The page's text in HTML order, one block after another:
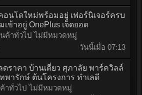
อนโดใหม่พร้อมอยู่ เฟอร์นิเจอร์ครบ
ข้าอยู่ OnePlus เจ็ดยอด
ค้าทั่วไป ไม่มีหมวดหมู่
วันนี้เมื่อ 07:13
ดราคา บ้านเดี่ยว ศุภาลัย พาร์ควิลล์
ทพารักษ์ ต้นโครงการ ทำเลดี
าทั่วไป ไม่มีหมวดหมู่